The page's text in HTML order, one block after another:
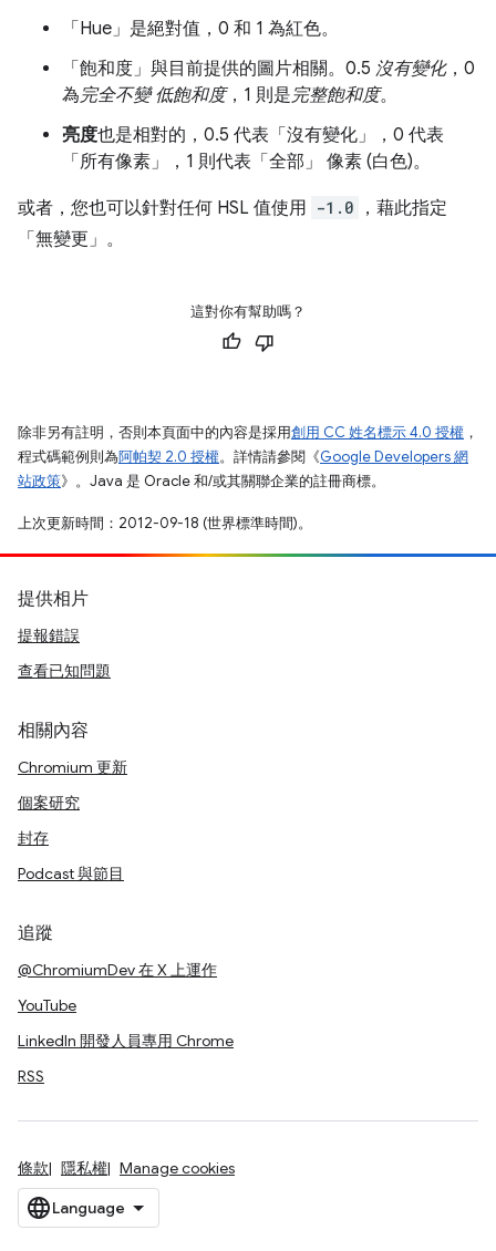
「Hue」 是絕對值，0 和 1 為紅色。
「飽和度」 與目前提供的圖片相關。0.5 沒有變化，0
為完全不變 低飽和度，1 則是完整飽和度。
亮度也是相對的，0.5 代表「沒有變化」
，0 代表
「所有像素」
，1 則代表「全部」 像素 (白色)。
或者，您也可以針對任何 HSL 值使用 -1.0
，藉此指定
「無變更」 。
這對你有幫助嗎？
除非另有註明，否則本頁面中的內容是採用創用 CC 姓名標示 4.0 授權 ，
程式碼範例則為阿帕契 2.0 授權。詳情請參閱《Google Developers 網
站政策》。Java 是 Oracle 和/或其關聯企業的註冊商標。
上次更新時間：2012-09-18 (世界標準時間)。
提供相片
提報錯誤
查看已知問題
相關內容
Chromium 更新
個案研究
封存
Podcast 與節目
追蹤
@ChromiumDev 在 X 上運作
YouTube
LinkedIn 開發人員專用 Chrome
RSS
條款 隱私權 Manage cookies